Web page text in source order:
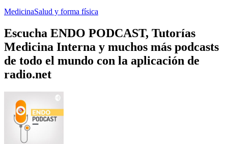
MedicinaSalud y forma física
Escucha ENDO PODCAST, Tutorías
Medicina Interna y muchos más podcasts
de todo el mundo con la aplicación de
radio.net